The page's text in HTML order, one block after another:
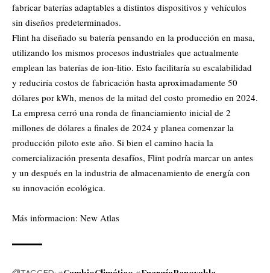
fabricar baterías adaptables a distintos dispositivos y vehículos
sin diseños predeterminados.
Flint ha diseñado su batería pensando en la producción en masa,
utilizando los mismos procesos industriales que actualmente
emplean las baterías de ion-litio. Esto facilitaría su escalabilidad
y reduciría costos de fabricación hasta aproximadamente 50
dólares por kWh, menos de la mitad del costo promedio en 2024.
La empresa cerró una ronda de financiamiento inicial de 2
millones de dólares a finales de 2024 y planea comenzar la
producción piloto este año. Si bien el camino hacia la
comercialización presenta desafíos, Flint podría marcar un antes
y un después en la industria de almacenamiento de energía con
su innovación ecológica.
Más informacion: New Atlas